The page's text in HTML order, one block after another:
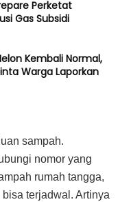
Perketat
Gas Subsidi
Kembali Normal,
Warga Laporkan
sampah.
nomor yang
rumah tangga,
terjadwal. Artinya